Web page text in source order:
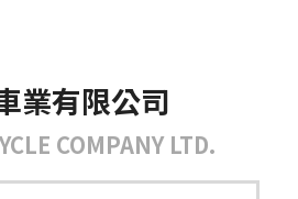
業有限公司
COMPANY LTD.